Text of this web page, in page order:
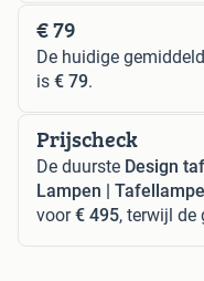
€ 79
De huidige
is € 79.
Prijscheck
De duurste Design
Lampen |
voor€ 495, terwijl de